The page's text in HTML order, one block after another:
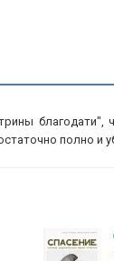
полно и